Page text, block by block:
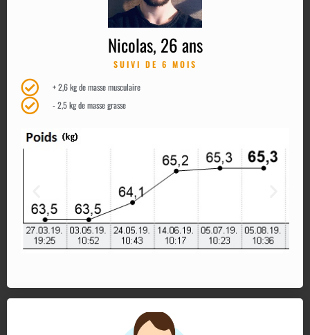
Nicolas, 26 ans
SUIVI DE 6 MOIS
+ 2,6 kg de masse musculaire
- 2,5 kg de masse grasse